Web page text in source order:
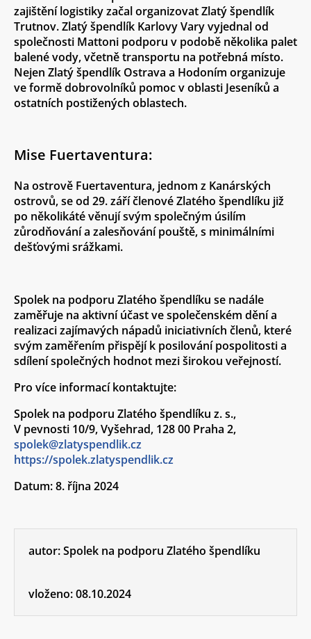
zajištění logistiky začal organizovat Zlatý špendlík
Trutnov. Zlatý špendlík Karlovy Vary vyjednal od
společnosti Mattoni podporu v podobě několika palet
balené vody, včetně transportu na potřebná místo.
Nejen Zlatý špendlík Ostrava a Hodoním organizuje
ve formě dobrovolníků pomoc v oblasti Jeseníků a
ostatních postižených oblastech.
Mise Fuertaventura:
Na ostrově Fuertaventura, jednom z Kanárských
ostrovů, se od 29. září členové Zlatého špendlíku již
po několikáté věnují svým společným úsilím
zůrodňování a zalesňování pouště, s minimálními
dešťovými srážkami.
Spolek na podporu Zlatého špendlíku se nadále
zaměřuje na aktivní účast ve společenském dění a
realizaci zajímavých nápadů iniciativních členů, které
svým zaměřením přispějí k posilování pospolitosti a
sdílení společných hodnot mezi širokou veřejností.
Pro více informací kontaktujte:
Spolek na podporu Zlatého špendlíku z. s.,
V pevnosti 10/9, Vyšehrad, 128 00 Praha 2,
spolek@zlatyspendlik.cz
https://spolek.zlatyspendlik.cz
Datum: 8. října 2024
autor:Spolek na podporu Zlatého špendlíku
vloženo:08.10.2024